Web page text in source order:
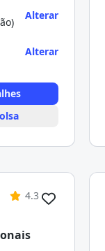
Alterar
Alterar
4.3